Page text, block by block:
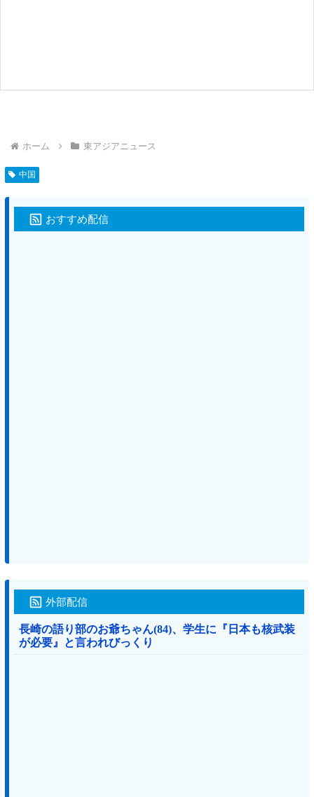
ホーム 東アジアニュース
中国
おすすめ配信
外部配信
長崎の語り部のお爺ちゃん(84)、学生に『日本も核武装
が必要』と言われびっくり